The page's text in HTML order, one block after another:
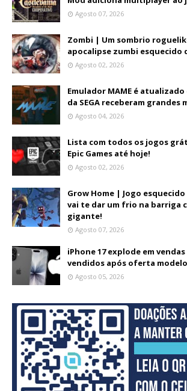
Agosto 07, 2026
Zombi | Um sombrio
apocalipse zumbi esquecido
Agosto 02, 2026
Emulador MAME é
da SEGA receberam grandes
Agosto 04, 2026
Lista com todos os jogos
Epic Games até hoje!
Agosto 02, 2026
Grow Home | Jogo
vai te dar um frio na barriga
gigante!
Agosto 07, 2026
iPhone 17 explode em
vendidos após oferta
Agosto 05, 2026